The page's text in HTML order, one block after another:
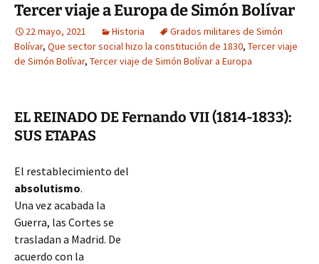
Tercer viaje a Europa de Simón Bolívar
22 mayo, 2021 Historia
Grados militares de Simón
Bolívar, Que sector social hizo la constitución de 1830, Tercer viaje
de Simón Bolívar, Tercer viaje de Simón Bolívar a Europa
EL REINADO DE Fernando VII (1814-1833):
SUS ETAPAS
El restablecimiento del
absolutismo.
Una vez acabada la
Guerra, las Cortes se
trasladan a Madrid. De
acuerdo con la